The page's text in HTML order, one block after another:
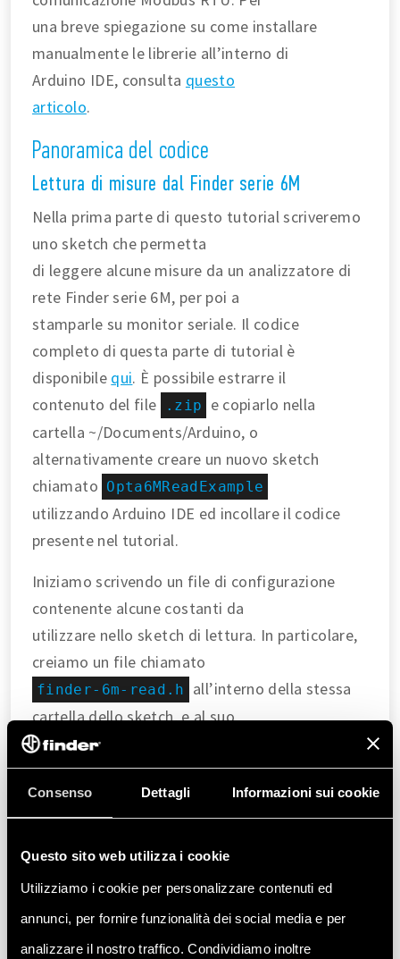
Consenso Dettagli Informazioni sui cookie
Questo sito web utilizza i cookie
Utilizziamo i cookie per personalizzare contenuti ed
annunci, per fornire funzionalità dei social media e per
analizzare il nostro traffico. Condividiamo inoltre
una breve spiegazione su come installare
manualmente le librerie all’interno di
Arduino IDE, consulta questo
articolo.
Panoramica del codice
Lettura di misure dal Finder serie 6M
Nella prima parte di questo tutorial scriveremo
uno sketch che permetta
di leggere alcune misure da un analizzatore di
rete Finder serie 6M, per poi a
stamparle su monitor seriale. Il codice
completo di questa parte di tutorial è
disponibile qui. È possibile estrarre il
contenuto del file
.zip
e copiarlo nella
cartella ~/Documents/Arduino, o
alternativamente creare un nuovo sketch
chiamato Opta6MReadExample
utilizzando Arduino IDE ed incollare il codice
presente nel tutorial.
Iniziamo scrivendo un file di configurazione
contenente alcune costanti da
utilizzare nello sketch di lettura. In particolare,
creiamo un file chiamato
finder-6m-read.h
all’interno della stessa
cartella dello sketch, e al suo
interno inseriamo:
I valori da utilizzare per inizializzare la
baudrate del Finder
serie 6M.
Gli indirizzi dei registri del Finder serie 6M da cui